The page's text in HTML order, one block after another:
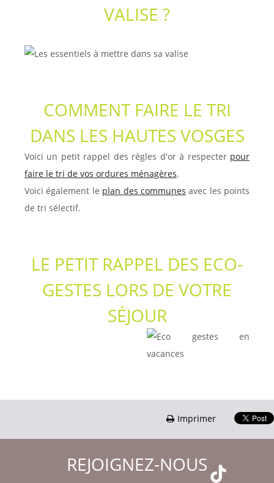
VALISE ?
COMMENT FAIRE LE TRI
DANS LES HAUTES VOSGES
Voici un petit rappel des règles d'or à respecter pour
faire le tri de vos ordures ménagères.
Voici également le plan des communes avec les points
de tri sélectif.
LE PETIT RAPPEL DES ECO-
GESTES LORS DE VOTRE
SÉJOUR
Imprimer
REJOIGNEZ-NOUS